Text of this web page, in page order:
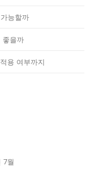
능할까
좋을까
용 여부까지
7월